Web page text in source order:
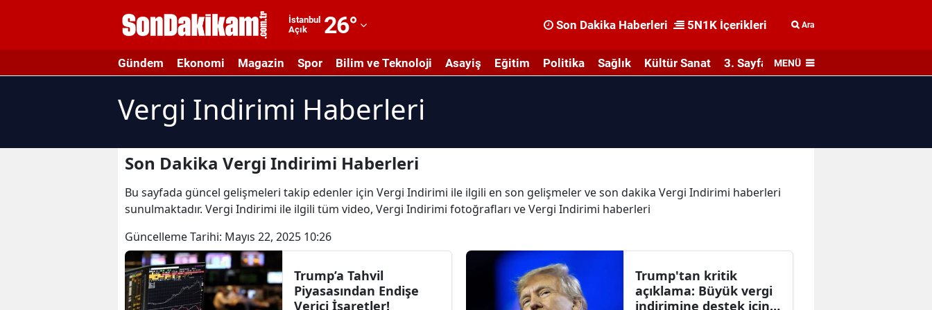
İstanbul
Açık
26°
Adıyaman
Afyonkarahisar
Amasya
Antalya
Artvin
Balıkesir
Son Dakika Haberleri 5N1K İçerikleri Ara
Gündem Ekonomi Magazin Spor Bilim ve Teknoloji Asayiş Eğitim Politika Sağlık Kültür Sanat 3. Sayfa MENÜ
Vergi Indirimi Haberleri
Son Dakika Vergi Indirimi Haberleri
Bu sayfada güncel gelişmeleri takip edenler için Vergi Indirimi ile ilgili en son gelişmeler ve son dakika Vergi Indirimi haberleri
sunulmaktadır. Vergi Indirimi ile ilgili tüm video, Vergi Indirimi fotoğrafları ve Vergi Indirimi haberleri
Güncelleme Tarihi: Mayıs 22, 2025 10:26
Trump’a Tahvil
Piyasasından Endişe
Verici İşaretler!
Trump'tan kritik
açıklama: Büyük vergi
indirimine destek için